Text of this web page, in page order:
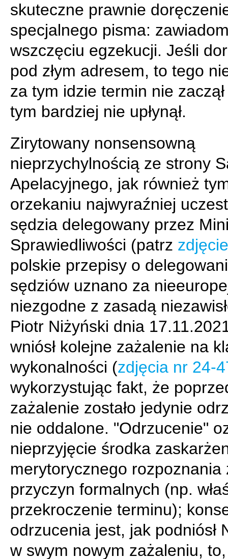
skuteczne prawnie
specjalnego pisma:
wszczęciu egzekucji. Jeśli
pod złym adresem, to tego
za tym idzie termin nie
tym bardziej nie upłynął.
Zirytowany nonsensowną
nieprzychylnością ze strony
Apelacyjnego, jak również
orzekaniu najwyraźniej
sędzia delegowany przez
Sprawiedliwości (patrz
polskie przepisy o
sędziów uznano za
niezgodne z zasadą
Piotr Niżyński dnia
wniósł kolejne zażalenie na
wykonalności (zdjęcia nr 24-
wykorzystując fakt, że
zażalenie zostało jedynie
nie oddalone. "Odrzucenie"
nieprzyjęcie środka
merytorycznego rozpoznania
przyczyn formalnych (np.
przekroczenie terminu);
odrzucenia jest, jak podniósł
w swym nowym zażaleniu,